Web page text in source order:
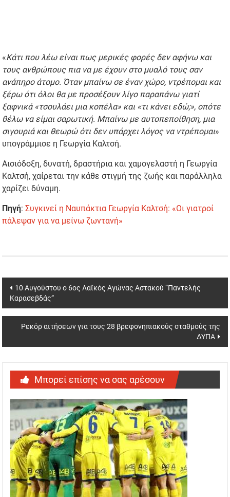
«Κάτι που λέω είναι πως μερικές φορές δεν αφήνω και
τους ανθρώπους πια να με έχουν στο μυαλό τους σαν
ανάπηρο άτομο. Όταν μπαίνω σε έναν χώρο, ντρέπομαι και
ξέρω ότι όλοι θα με προσέξουν λίγο παραπάνω γιατί
ξαφνικά «τσουλάει μια κοπέλα» και «τι κάνει εδώ;», οπότε
θέλω να είμαι σαρωτική. Μπαίνω με αυτοπεποίθηση, μια
σιγουριά και θεωρώ ότι δεν υπάρχει λόγος να ντρέπομαι»
υπογράμμισε η Γεωργία Καλτσή.
Αισιόδοξη, δυνατή, δραστήρια και χαμογελαστή η Γεωργία
Καλτσή, χαίρεται την κάθε στιγμή της ζωής και παράλληλα
χαρίζει δύναμη.
Πηγή:Συγκινεί η Ναυπάκτια Γεωργία Καλτσή: «Οι γιατροί
πάλεψαν για να μείνω ζωντανή»
Post
navigation
10 Αυγούστου ο 6ος Λαϊκός Αγώνας Αστακού “Παντελής
Καρασεβδάς”
Ρεκόρ αιτήσεων για τους 28 βρεφονηπιακούς σταθμούς της
ΔΥΠΑ
Μπορεί επίσης να σας αρέσουν